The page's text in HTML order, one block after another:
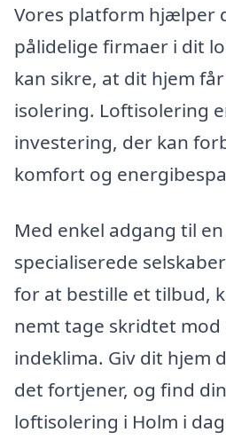
Vores platform hjælper
pålidelige firmaer i dit
kan sikre, at dit hjem
isolering. Loftisolering
investering, der kan
komfort og
Med enkel adgang til
specialiserede
for at bestille et tilbud,
nemt tage skridtet mod
indeklima. Giv dit hjem
det fortjener, og find
loftisolering i Holm i